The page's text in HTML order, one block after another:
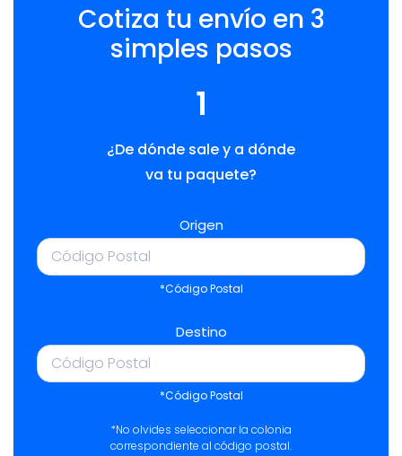
Cotiza tu envío en 3
simples pasos
1
¿De dónde sale y a dónde
va tu paquete?
Origen
*Código Postal
Destino
*Código Postal
*No olvides seleccionar la colonia
correspondiente al código postal.